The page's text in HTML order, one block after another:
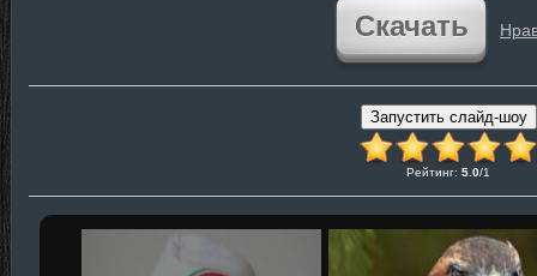
Скачать
Рейтинг: 5.0/1